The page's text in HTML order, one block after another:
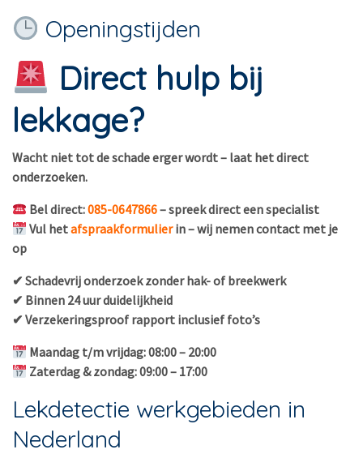
Openingstijden
Direct hulp bij
lekkage?
Wacht niet tot de schade erger wordt – laat het direct
onderzoeken.
Bel direct:085-0647866– spreek direct een specialist
Vul hetafspraakformulierin – wij nemen contact met je
op
✔ Schadevrij onderzoek zonder hak- of breekwerk
✔ Binnen 24 uur duidelijkheid
✔ Verzekeringsproof rapport inclusief foto’s
Maandag t/m vrijdag: 08:00 – 20:00
Zaterdag & zondag: 09:00 – 17:00
Lekdetectie werkgebieden in
Nederland